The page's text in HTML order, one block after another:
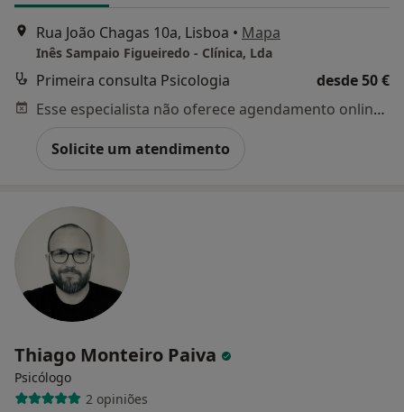
Rua João Chagas 10a, Lisboa • Mapa
Inês Sampaio Figueiredo - Clínica, Lda
Primeira consulta Psicologia
desde 50 €
Esse especialista não oferece agendamento online para esse endereço.
Solicite um atendimento
Thiago Monteiro Paiva
Psicólogo
2 opiniões